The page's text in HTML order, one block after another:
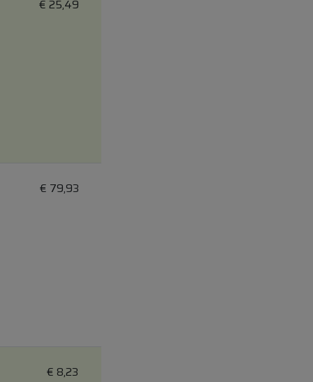
€ 25,49
€ 79,93
€ 8,23